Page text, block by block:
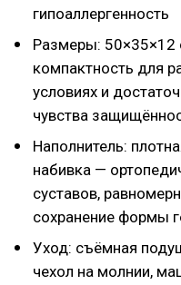
гипоаллергенность
Размеры: 50×35×12
компактность для
условиях и
чувства
Наполнитель:
набивка —
суставов,
сохранение формы
Уход: съёмная
чехол на молнии,